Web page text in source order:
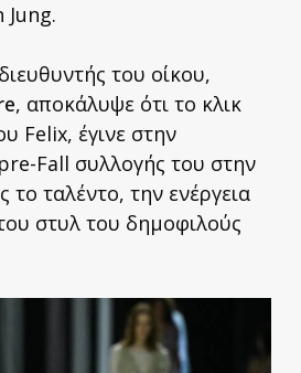
Jung.
του οίκου,
, αποκάλυψε ότι το κλικ
Felix, έγινε στην
Fall συλλογής του στην
το ταλέντο, την ενέργεια
στυλ του δημοφιλούς